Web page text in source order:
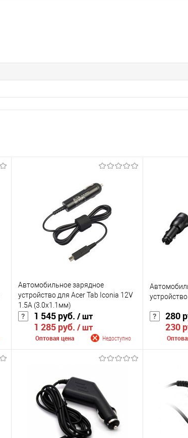
Автомобильное зарядное
устройство для Acer Tab Iconia 12V
1.5A (3.0x1.1мм)
1 545 руб. / шт
1 285 руб. / шт
Оптовая цена Недоступно
К сравнению
В избранное
Недоступно
280
230
К
В